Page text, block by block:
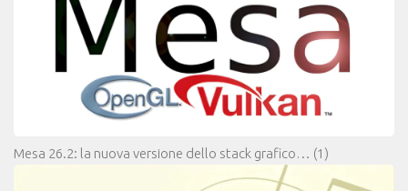
Mesa 26.2: la nuova versione dello stack grafico… (1)